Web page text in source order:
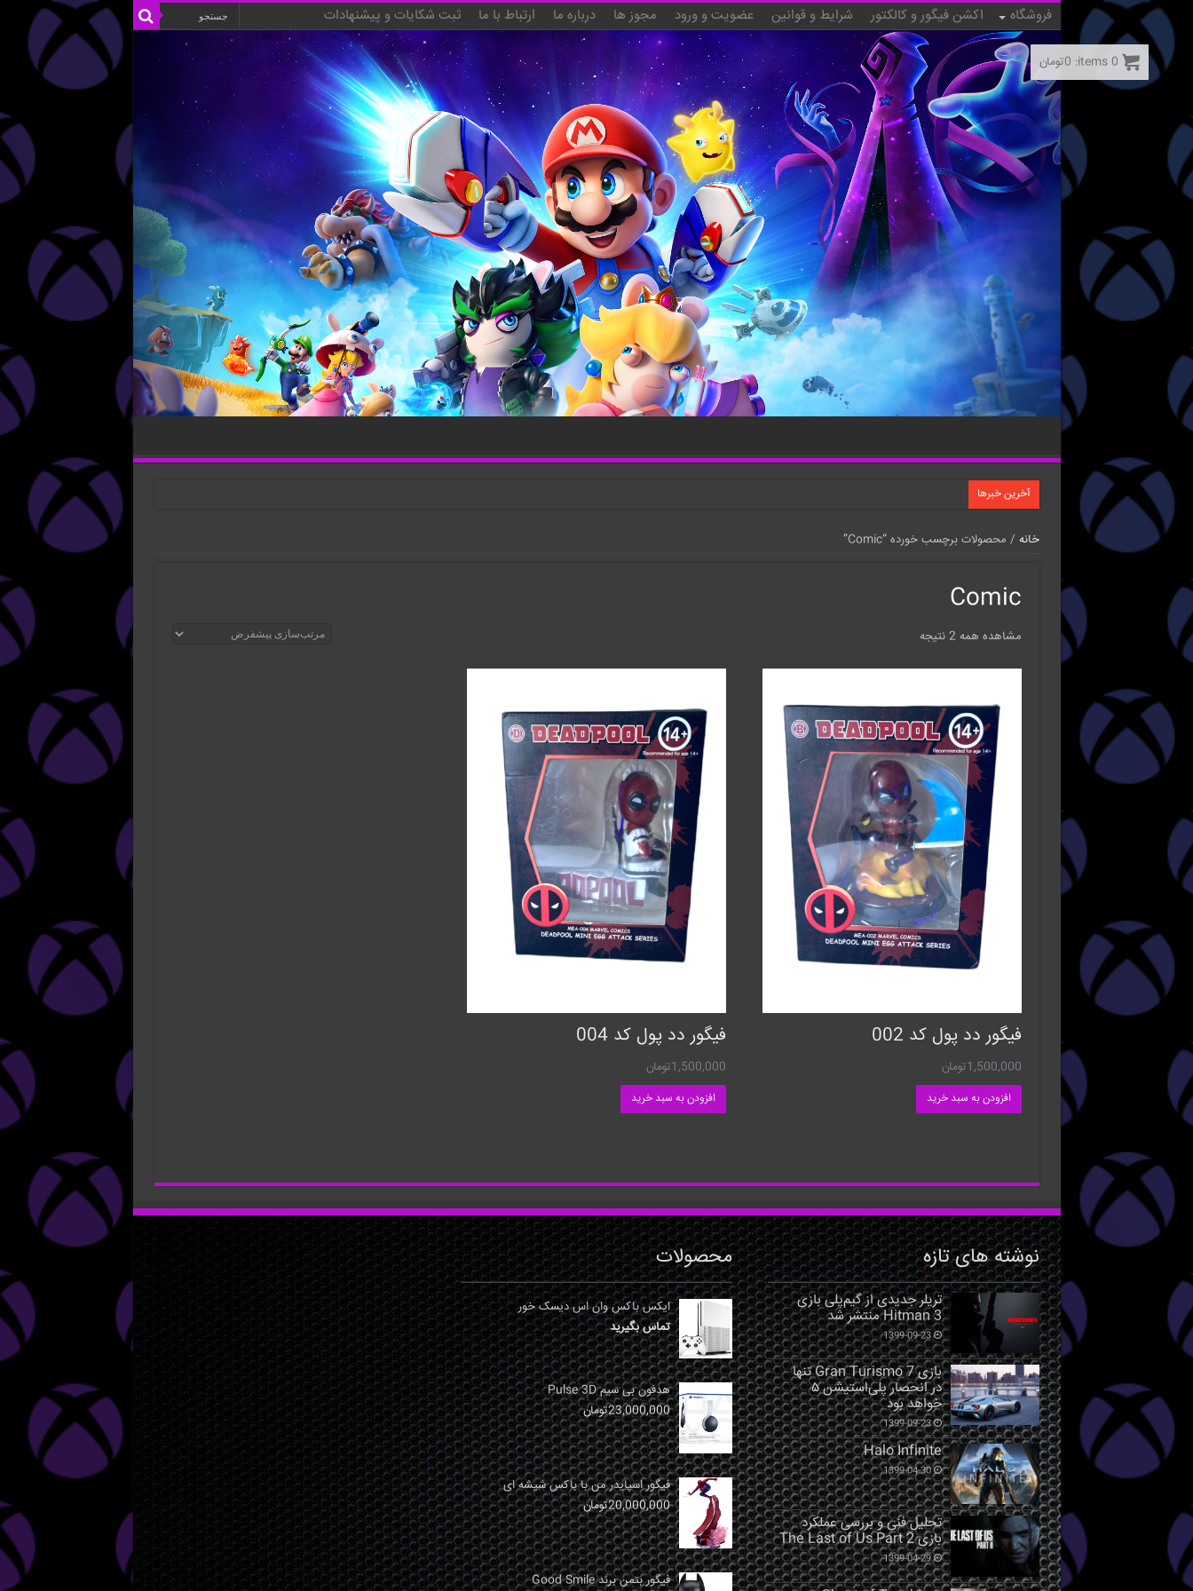
فروشگاه اکشن فیگور و کالکتور شرایط و قوانین عضویت و ورود مجوز ها درباره ما ارتباط با ما ثبت شکایات و پیشنهادات
آخرین خبرها
خانه / محصولات برچسب خورده “Comic”
Comic
مشاهده همه 2 نتیجه
فیگور دد پول کد 002
1,500,000تومان
افزودن به سبد خرید
فیگور دد پول کد 004
1,500,000تومان
افزودن به سبد خرید
نوشته های تازه
تریلر جدیدی از گیم‌پلی بازی
Hitman 3 منتشر شد
1399-09-23
بازی Gran Turismo 7 تنها
در انحصار پلی‌استیشن ۵
خواهد بود
1399-09-23
Halo Infinite
1399-04-30
تحلیل فنی و بررسی عملکرد
بازی The Last of Us Part 2
1399-04-29
محصولات
ایکس باکس وان اس دیسک خور
تماس بگیرید
هدفون بی سیم Pulse 3D
23,000,000تومان
فیگور اسپایدر من با باکس شیشه ای
20,000,000تومان
فیگور بتمن برند Good Smile
0
items:
0تومان